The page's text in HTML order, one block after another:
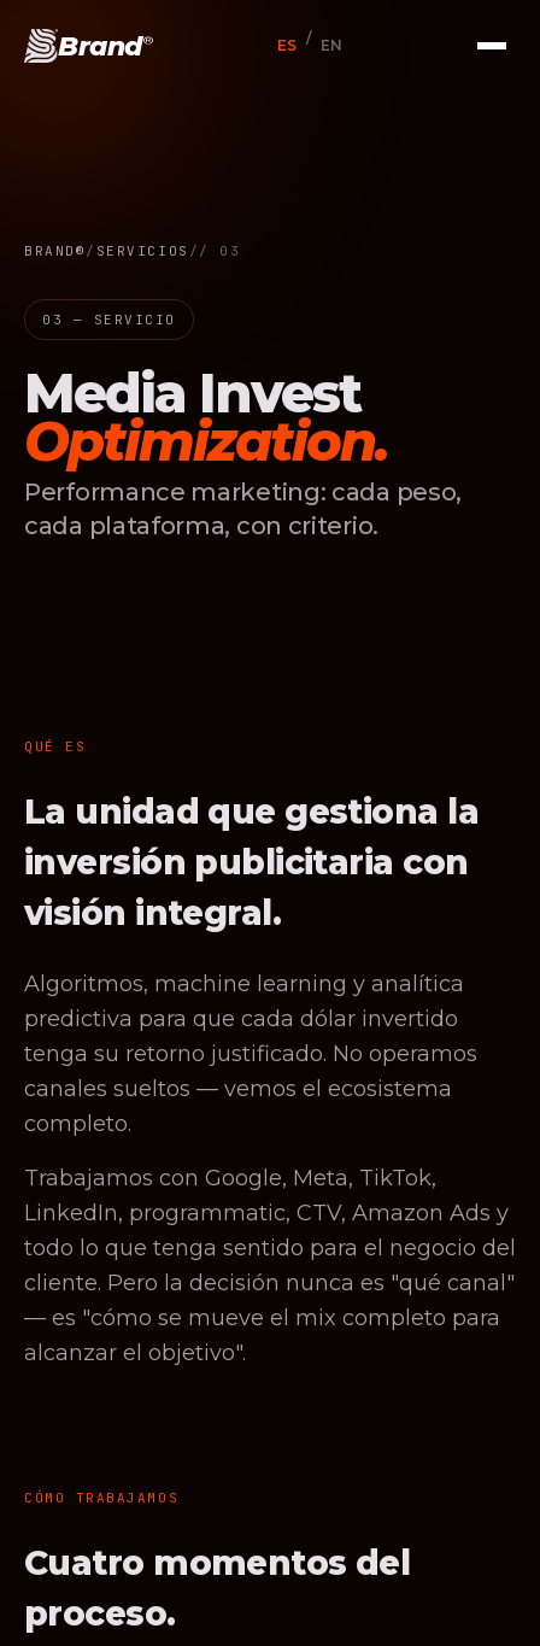
Brand® ES / EN
BRAND® / SERVICIOS / / 03
03 — SERVICIO
Media Invest
Optimization.
Performance marketing: cada peso,
cada plataforma, con criterio.
QUÉ ES
La unidad que gestiona la
inversión publicitaria con
visión integral.
Algoritmos, machine learning y analítica
predictiva para que cada dólar invertido
tenga su retorno justificado. No operamos
canales sueltos — vemos el ecosistema
completo.
Trabajamos con Google, Meta, TikTok,
LinkedIn, programmatic, CTV, Amazon Ads y
todo lo que tenga sentido para el negocio del
cliente. Pero la decisión nunca es "qué canal"
— es "cómo se mueve el mix completo para
alcanzar el objetivo".
CÓMO TRABAJAMOS
Cuatro momentos del
proceso.